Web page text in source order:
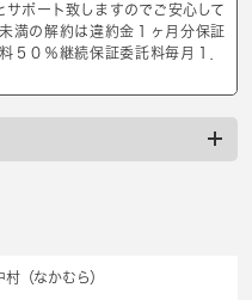
サポート致しますのでご安心して
満の解約は違約金１ヶ月分保証
５０％継続保証委託料毎月１．
村（なかむら）